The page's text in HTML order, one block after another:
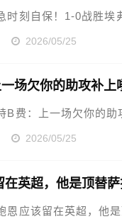
时刻自保！1-0战胜埃
2026/05/25
场欠你的助攻补
B费：上一场欠你的
2026/05/25
英超，他是顶替
恩应该留在英超，他